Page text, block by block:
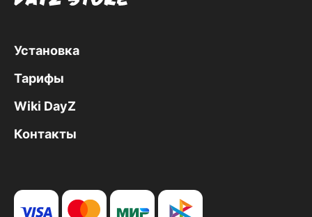
Установка
Тарифы
Wiki DayZ
Контакты